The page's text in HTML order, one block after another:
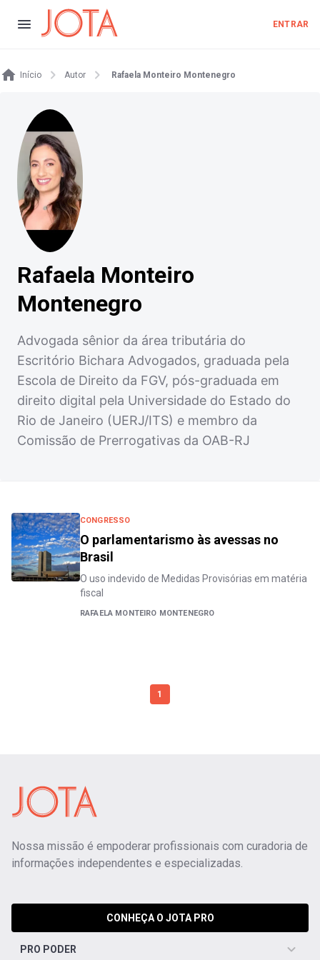
ENTRAR
Início Autor Rafaela Monteiro Montenegro
Rafaela Monteiro
Montenegro
Advogada sênior da área tributária do
Escritório Bichara Advogados, graduada pela
Escola de Direito da FGV, pós-graduada em
direito digital pela Universidade do Estado do
Rio de Janeiro (UERJ/ITS) e membro da
Comissão de Prerrogativas da OAB-RJ
CONGRESSO
O parlamentarismo às avessas no
Brasil
O uso indevido de Medidas Provisórias em matéria
fiscal
RAFAELA MONTEIRO MONTENEGRO
1
Nossa missão é empoderar profissionais com curadoria de
informações independentes e especializadas.
CONHEÇA O JOTA PRO
PRO PODER